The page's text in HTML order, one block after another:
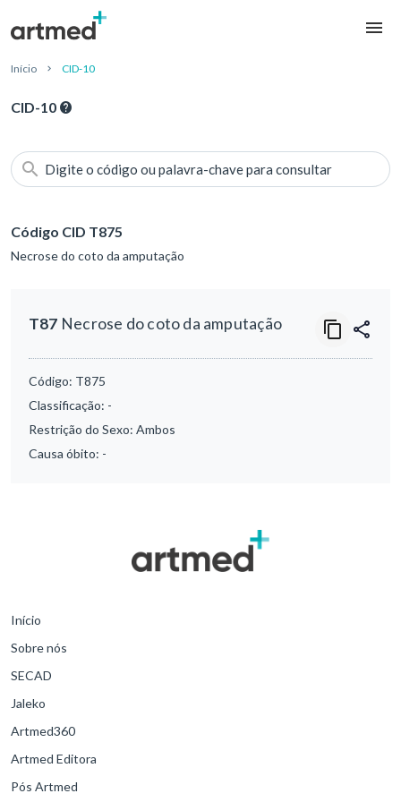
Início CID-10
CID-10
Digite o código ou palavra-chave para consultar
Código CID T875
Necrose do coto da amputação
T87 Necrose do coto da amputação
Código: T875
Classificação: -
Restrição do Sexo: Ambos
Causa óbito: -
Início
Sobre nós
SECAD
Jaleko
Artmed360
Artmed Editora
Pós Artmed